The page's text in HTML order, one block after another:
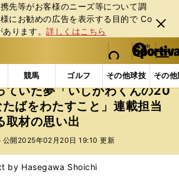
先等がお客様のニーズ等について調
にお勧めの広告を表⽰する⽬的で Co
あります。詳しくはこちら
閉じ
る
web Sportiva (webスポルティーバ)
検索
マイペ
ー
ジ
メニュ
競馬 ゴルフ その他球技 その
プロ野球 つば九郎が語っていた夢
ていた夢「いしかわくんの20
ばをわたすこと」連載担当
取材の思い出
開 2025年02月20日 19:10 更新
by Hasegawa Shoichi